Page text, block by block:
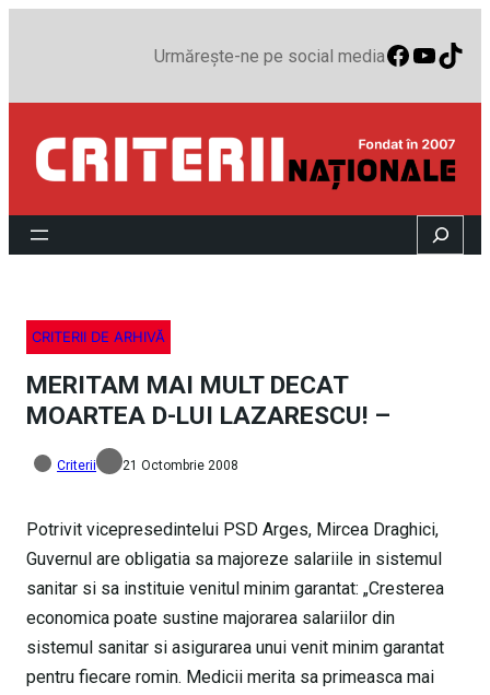
Urmărește-ne pe social media
Search
CRITERII DE ARHIVĂ
MERITAM MAI MULT DECAT
MOARTEA D-LUI LAZARESCU! –
Criterii 21 Octombrie 2008
Potrivit vicepresedintelui PSD Arges, Mircea Draghici,
Guvernul are obligatia sa majoreze salariile in sistemul
sanitar si sa instituie venitul minim garantat: „Cresterea
economica poate sustine majorarea salariilor din
sistemul sanitar si asigurarea unui venit minim garantat
pentru fiecare romin. Medicii merita sa primeasca mai